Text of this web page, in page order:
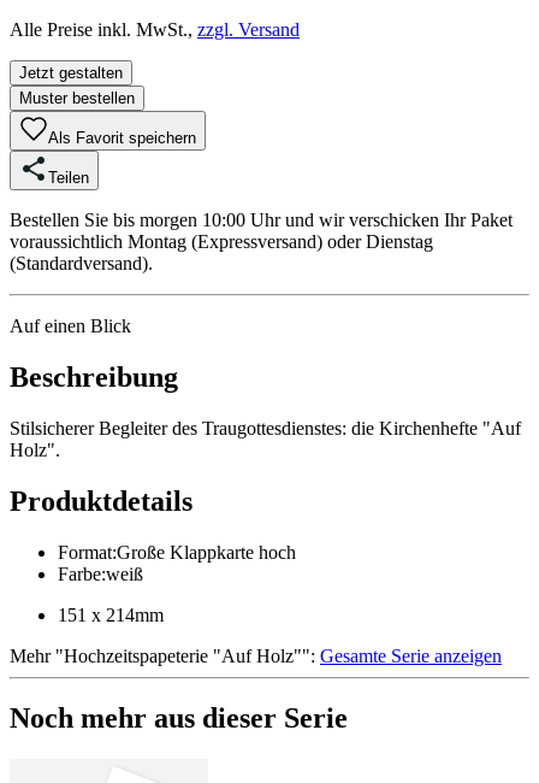
Alle Preise inkl. MwSt., zzgl. Versand
Jetzt gestalten
Muster bestellen
Als Favorit speichern
Teilen
Bestellen Sie bis morgen 10:00 Uhr und wir verschicken Ihr Paket
voraussichtlich Montag (Expressversand) oder Dienstag
(Standardversand).
Auf einen Blick
Beschreibung
Stilsicherer Begleiter des Traugottesdienstes: die Kirchenhefte "Auf
Holz".
Produktdetails
Format:Große Klappkarte hoch
Farbe:weiß
151 x 214mm
Mehr"Hochzeitspapeterie "Auf Holz"": Gesamte Serie anzeigen
Noch mehr aus dieser Serie